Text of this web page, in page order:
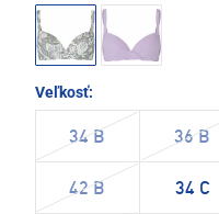
Veľkosť:
34 B 36 B
42 B 34 C